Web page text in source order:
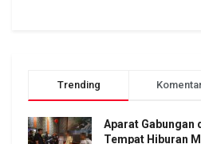
Trending
Aparat Gabungan
Tempat Hiburan